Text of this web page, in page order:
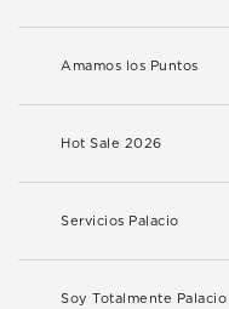
Amamos los Puntos
Hot Sale 2026
Servicios Palacio
Soy Totalmente Palacio